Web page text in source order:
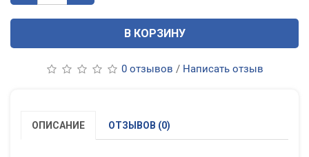
В КОРЗИНУ
0 отзывов / Написать отзыв
ОПИСАНИЕ ОТЗЫВОВ (0)